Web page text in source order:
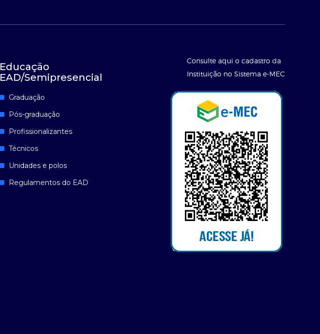
Educação
EAD/Semipresencial
Graduação
Pós-graduação
Profissionalizantes
Técnicos
Unidades e polos
Regulamentos do EAD
Consulte aqui o cadastro da
Instituição no Sistema e-MEC